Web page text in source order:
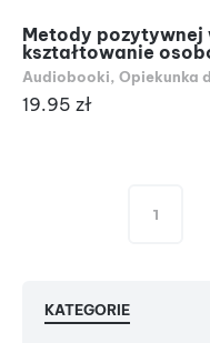
Metody pozytywnej
kształtowanie
Audiobooki, Opiekunka
19.95 zł
1
KATEGORIE